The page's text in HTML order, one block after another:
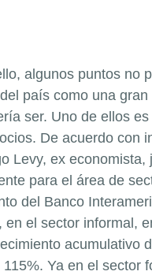
algunos puntos no
país como una
ser. Uno de ellos
De acuerdo con
Levy, ex economista,
para el área de
del Banco
en el sector informal,
acumulativo
Ya en el sector